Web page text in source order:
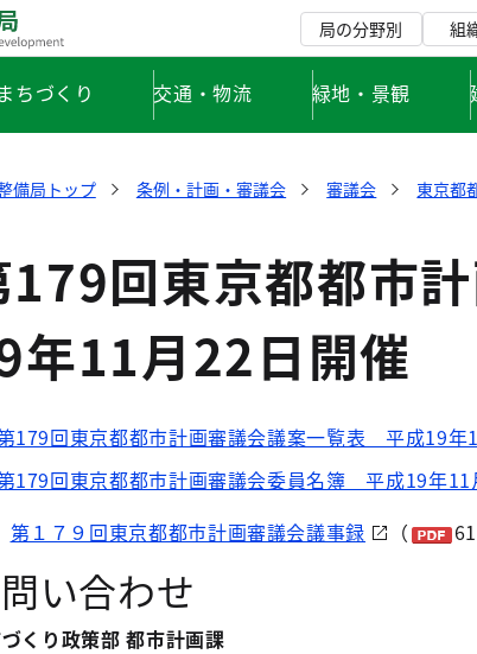
局の分野別 組
まちづくり 交通・物流 緑地・景観
備局トップ 条例・計画・審議会 審議会 東京都
179回東京都都市
年11月22日開催
179回東京都都市計画審議会議案一覧表 平成19年
179回東京都都市計画審議会委員名簿 平成19年11
第１７９回東京都都市計画審議会議事録
（
い合わせ
くり政策部 都市計画課